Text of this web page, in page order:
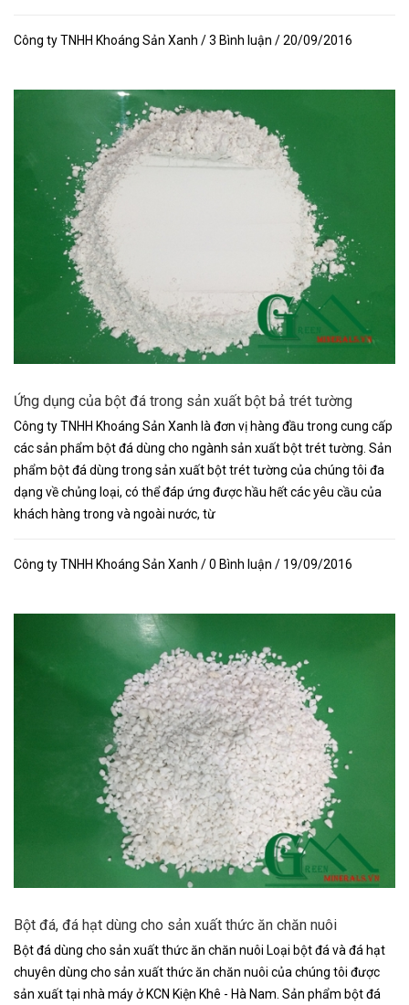
Công ty TNHH Khoáng Sản Xanh / 3 Bình luận / 20/09/2016
Ứng dụng của bột đá trong sản xuất bột bả trét tường
Công ty TNHH Khoáng Sản Xanh là đơn vị hàng đầu trong cung cấp
các sản phẩm bột đá dùng cho ngành sản xuất bột trét tường. Sản
phẩm bột đá dùng trong sản xuất bột trét tường của chúng tôi đa
dạng về chủng loại, có thể đáp ứng được hầu hết các yêu cầu của
khách hàng trong và ngoài nước, từ
Công ty TNHH Khoáng Sản Xanh / 0 Bình luận / 19/09/2016
Bột đá, đá hạt dùng cho sản xuất thức ăn chăn nuôi
Bột đá dùng cho sản xuất thức ăn chăn nuôi Loại bột đá và đá hạt
chuyên dùng cho sản xuất thức ăn chăn nuôi của chúng tôi được
sản xuất tại nhà máy ở KCN Kiện Khê - Hà Nam. Sản phẩm bột đá